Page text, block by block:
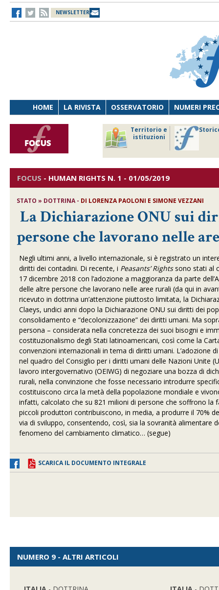
NEWSLETTER
HOME LA RIVISTA OSSERVATORIO NUMERI
Territorio e
istituzioni
FOCUS - HUMAN RIGHTS N. 1 - 01/05/2019
STATO » DOTTRINA - DI LORENZA PAOLONI E SIMONE VEZZANI
La Dichiarazione ONU sui
persone che lavorano nelle
Negli ultimi anni, a livello internazionale, si è registrato un
diritti dei contadini. Di recente, i Peasants’ Rightssono stati al
17 dicembre 2018 con l’adozione a maggioranza da parte
delle altre persone che lavorano nelle aree rurali (da qui in
ricevuto in dottrina un’attenzione piuttosto limitata, la
Claeys, undici anni dopo la Dichiarazione ONU sui diritti dei
consolidamento e “decolonizzazione” dei diritti umani. Ma
persona – considerata nella concretezza dei suoi bisogni e
costituzionalismo degli Stati latinoamericani, così come la
convenzioni internazionali in tema di diritti umani. L’adozione
nel quadro del Consiglio per i diritti umani delle Nazioni Unite
lavoro intergovernativo (OEIWG) di negoziare una bozza di
rurali, nella convinzione che fosse necessario introdurre
costituiscono circa la metà della popolazione mondiale e
infatti, calcolato che su 821 milioni di persone che soffrono la
piccoli produttori contribuiscono, in media, a produrre il 70%
via di sviluppo, consentendo, così, sia la sovranità alimentare
fenomeno del cambiamento climatico… (segue)
SCARICA IL DOCUMENTO INTEGRALE
NUMERO 9 - ALTRI ARTICOLI